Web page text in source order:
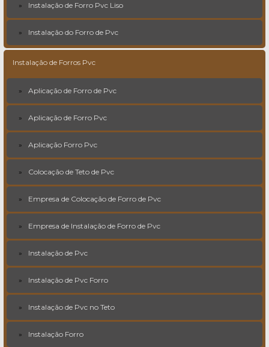
Instalação de Forro Pvc Liso
Instalação do Forro de Pvc
Instalação de Forros Pvc
Aplicação de Forro de Pvc
Aplicação de Forro Pvc
Aplicação Forro Pvc
Colocação de Teto de Pvc
Empresa de Colocação de Forro de Pvc
Empresa de Instalação de Forro de Pvc
Instalação de Pvc
Instalação de Pvc Forro
Instalação de Pvc no Teto
Instalação Forro